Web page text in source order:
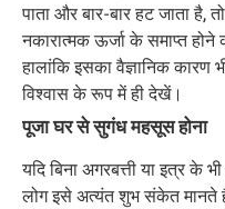
पाता और बार-बार हट जाता
नकारात्मक ऊर्जा के समाप्त होने
हालांकि इसका वैज्ञानिक कारण
विश्वास के रूप में ही देखें।
पूजा घर से सुगंध महसूस होना
यदि बिना अगरबत्ती या इत्र
लोग इसे अत्यंत शुभ संकेत मानते